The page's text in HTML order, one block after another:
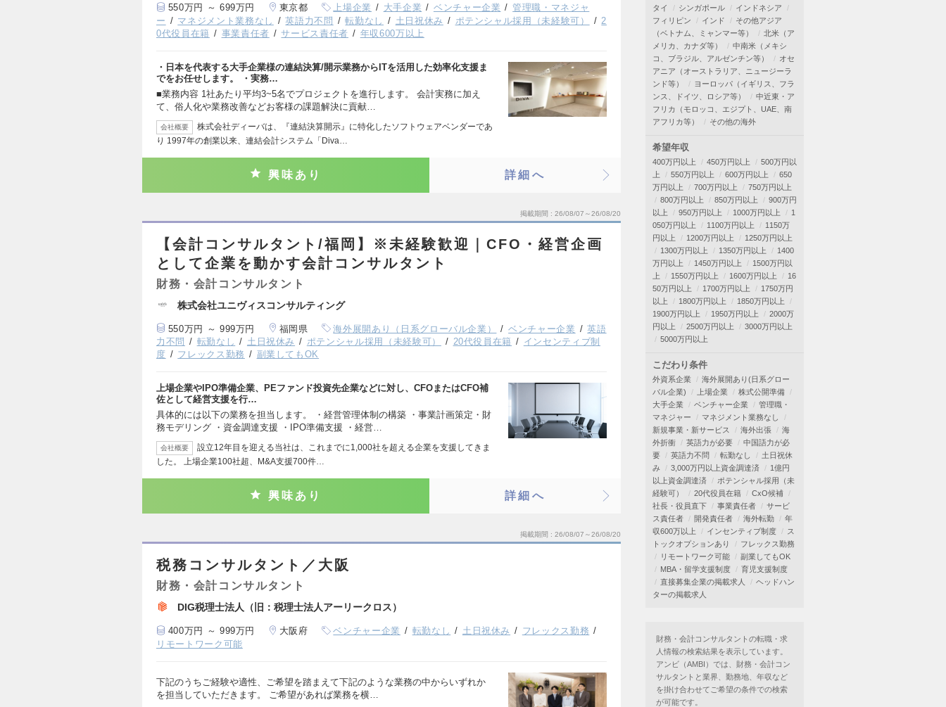
550万円 ～ 699万円 東京都 上場企業 大手企業 ベンチャー企業
管理職・マネジャ
ー
マネジメント業務なし 英語力不問 転勤なし 土日祝休み ポテンシャル採用（未経験可）
2
0代役員在籍
事業責任者 サービス責任者 年収600万以上
・日本を代表する大手企業様の連結決算/開示業務からITを活用した効率化支援ま
でをお任せします。 ・実務…
■業務内容 1社あたり平均3~5名でプロジェクトを進行します。 会計実務に加え
て、俗人化や業務改善などお客様の課題解決に貢献…
会社概要
株式会社ディーバは、『連結決算開示』に特化したソフトウェアベンダーであ
り 1997年の創業以来、連結会計システム「Diva…
興味あり 詳細へ
掲載期間 26/08/07～26/08/20
【会計コンサルタント/福岡】※未経験歓迎｜CFO・経営企画
として企業を動かす会計コンサルタント
財務・会計コンサルタント
株式会社ユニヴィスコンサルティング
550万円 ～ 999万円 福岡県 海外展開あり（日系グローバル企業） ベンチャー企業
英語
力不問
転勤なし 土日祝休み ポテンシャル採用（未経験可） 20代役員在籍
インセンティブ制
度
フレックス勤務 副業してもOK
上場企業やIPO準備企業、PEファンド投資先企業などに対し、CFOまたはCFO補
佐として経営支援を行…
具体的には以下の業務を担当します。 ・経営管理体制の構築 ・事業計画策定・財
務モデリング ・資金調達支援 ・IPO準備支援 ・経営…
会社概要
設立12年目を迎える当社は、これまでに1,000社を超える企業を支援してきま
した。 上場企業100社超、M&A支援700件…
興味あり 詳細へ
掲載期間 26/08/07～26/08/20
税務コンサルタント／大阪
財務・会計コンサルタント
DIG税理士法人（旧：税理士法人アーリークロス）
400万円 ～ 999万円 大阪府 ベンチャー企業 転勤なし 土日祝休み
フレックス勤務
リモートワーク可能
下記のうちご経験や適性、ご希望を踏まえて下記のような業務の中からいずれか
を担当していただきます。 ご希望があれば業務を横…
タイ
シンガポール
インドネシア
フィリピン
インド
その他アジア
（ベトナム、ミャンマー等）
北米（ア
メリカ、カナダ等）
中南米（メキシ
コ、ブラジル、アルゼンチン等）
オセ
アニア（オーストラリア、ニュージーラ
ンド等）
ヨーロッパ（イギリス、フラ
ンス、ドイツ、ロシア等）
中近東・ア
フリカ（モロッコ、エジプト、UAE、南
アフリカ等）
その他の海外
希望年収
400万円以上 450万円以上
500万円以
上
550万円以上 600万円以上
650
万円以上
700万円以上
750万円以上
800万円以上
850万円以上
900万円
以上
950万円以上 1000万円以上
1
050万円以上
1100万円以上
1150万
円以上
1200万円以上
1250万円以上
1300万円以上
1350万円以上
1400
万円以上
1450万円以上
1500万円以
上
1550万円以上 1600万円以上
16
50万円以上
1700万円以上
1750万円
以上
1800万円以上
1850万円以上
1900万円以上
1950万円以上
2000万
円以上
2500万円以上
3000万円以上
5000万円以上
こだわり条件
外資系企業
海外展開あり(日系グロー
バル企業)
上場企業
株式公開準備
大手企業
ベンチャー企業
管理職・
マネジャー
マネジメント業務なし
新規事業・新サービス
海外出張
海
外折衝
英語力が必要
中国語力が必
要
英語力不問 転勤なし
土日祝休
み
3,000万円以上資金調達済
1億円
以上資金調達済
ポテンシャル採用（未
経験可）
20代役員在籍
CxO候補
社長・役員直下
事業責任者
サービ
ス責任者
開発責任者 海外転勤
年
収600万以上
インセンティブ制度
ス
トックオプションあり
フレックス勤務
リモートワーク可能
副業してもOK
MBA・留学支援制度
育児支援制度
直接募集企業の掲載求人
ヘッドハン
ターの掲載求人
財務・会計コンサルタントの転職・求
人情報の検索結果を表示しています。
アンビ（AMBI）では、財務・会計コン
サルタントと業界、勤務地、年収など
を掛け合わせてご希望の条件での検索
が可能です。